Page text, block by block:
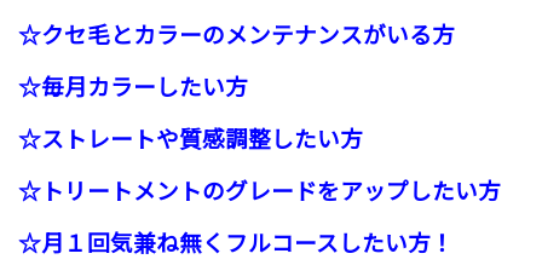
☆クセ毛とカラーのメンテナンスがいる方
☆毎月カラーしたい方
☆ストレートや質感調整したい方
☆トリートメントのグレードをアップしたい方
☆月１回気兼ね無くフルコースしたい方！